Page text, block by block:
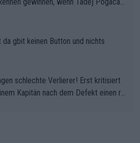
gbit keinen Button und nichts
schlechte Verlierer! Erst kritisiert
Kapitän nach dem Defekt einen ro